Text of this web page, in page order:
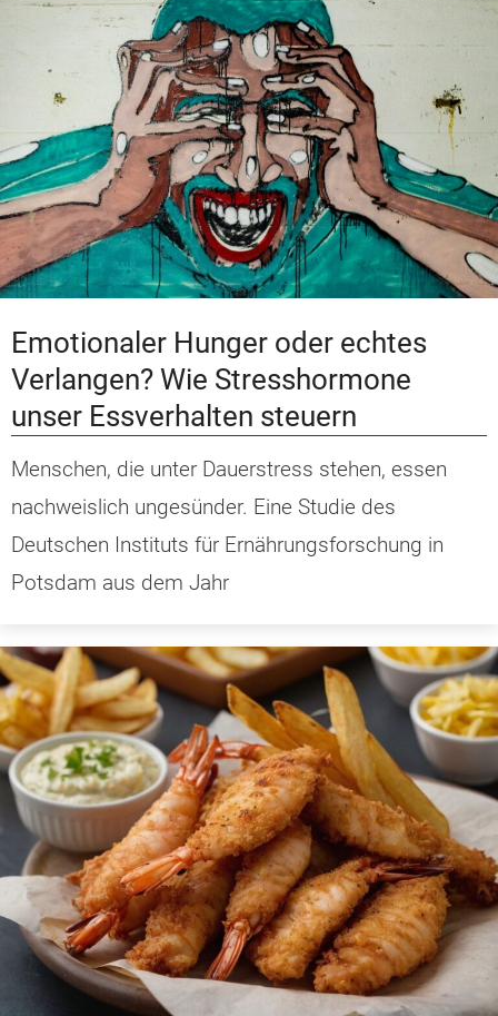
Emotionaler Hunger oder echtes
Verlangen? Wie Stresshormone
unser Essverhalten steuern
Menschen, die unter Dauerstress stehen, essen
nachweislich ungesünder. Eine Studie des
Deutschen Instituts für Ernährungsforschung in
Potsdam aus dem Jahr